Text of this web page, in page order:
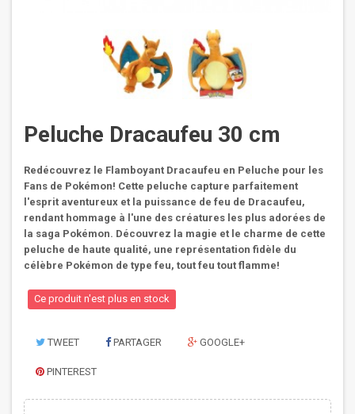
Peluche Dracaufeu 30 cm
Redécouvrez le Flamboyant Dracaufeu en Peluche pour les
Fans de Pokémon! Cette peluche capture parfaitement
l'esprit aventureux et la puissance de feu de Dracaufeu,
rendant hommage à l'une des créatures les plus adorées de
la saga Pokémon. Découvrez la magie et le charme de cette
peluche de haute qualité, une représentation fidèle du
célèbre Pokémon de type feu, tout feu tout flamme!
Ce produit n'est plus en stock
TWEET PARTAGER GOOGLE+
PINTEREST